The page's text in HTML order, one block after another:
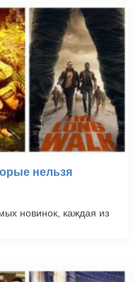
нельзя
новинок, каждая из